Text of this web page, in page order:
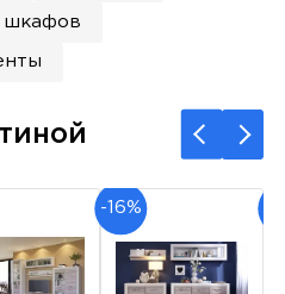
шкафов
-16%